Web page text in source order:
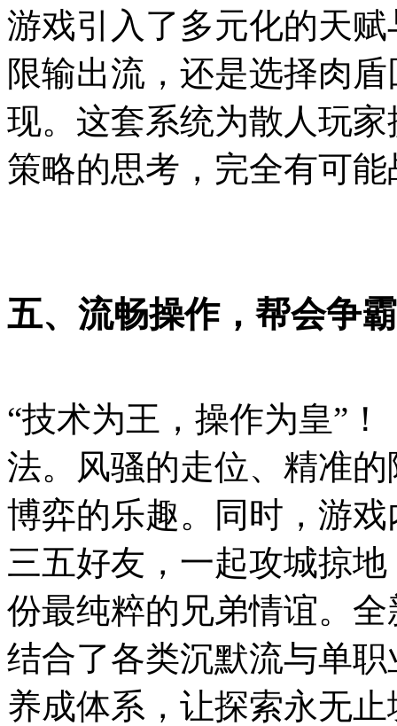
游戏引入了多元化的天
限输出流，还是选择肉
现。这套系统为散人玩
策略的思考，完全有可
五、流畅操作，帮会争
“技术为王，操作为皇”
法。风骚的走位、精准
博弈的乐趣。同时，游
三五好友，一起攻城掠
份最纯粹的兄弟情谊。
结合了各类沉默流与单
养成体系，让探索永无止